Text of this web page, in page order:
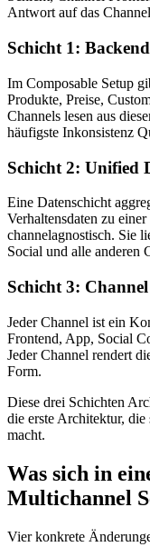
Antwort auf das
Schicht 1:
Im Composable Setup
Produkte, Preise,
Channels lesen aus
häufigste Inkonsistenz
Schicht 2: Unified
Eine Datenschicht
Verhaltensdaten zu
channelagnostisch. Sie
Social und alle anderen
Schicht 3:
Jeder Channel ist ein
Frontend, App, Social
Jeder Channel rendert
Form.
Diese drei Schichten
die erste Architektur,
macht.
Was sich in
Multichannel
Vier konkrete